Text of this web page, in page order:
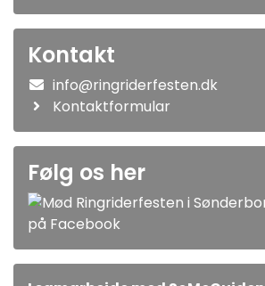
Kontakt
info@ringriderfesten.dk
Kontaktformular
Følg os her